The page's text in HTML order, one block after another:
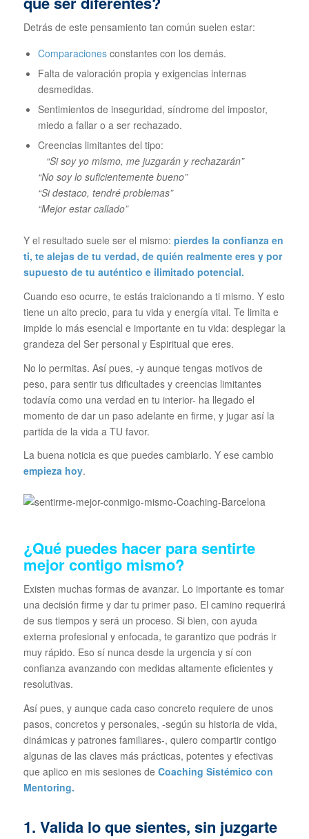
Detrás de este pensamiento tan común suelen estar:
Comparacionesconstantes con los demás.
Falta de valoración propia y exigencias internas
desmedidas.
Sentimientos de inseguridad, síndrome del impostor,
miedo a fallar o a ser rechazado.
Creencias limitantes del tipo:
“Si soy yo mismo, me juzgarán y rechazarán”
“No soy lo suficientemente bueno”
“Si destaco, tendré problemas”
“Mejor estar callado”
Y el resultado suele ser el mismo: pierdes la confianza en
ti, te alejas de tu verdad, de quién realmente eres y por
supuesto de tu auténtico e ilimitado potencial.
Cuando eso ocurre, te estás traicionando a ti mismo. Y esto
tiene un alto precio, para tu vida y energía vital. Te limita e
impide lo más esencial e importante en tu vida: desplegar la
grandeza del Ser personal y Espiritual que eres.
No lo permitas. Así pues, -y aunque tengas motivos de
peso, para sentir tus dificultades y creencias limitantes
todavía como una verdad en tu interior- ha llegado el
momento de dar un paso adelante en firme, y jugar así la
partida de la vida a TU favor.
La buena noticia es que puedes cambiarlo. Y ese cambio
empieza hoy.
¿Qué puedes hacer para sentirte
mejor contigo mismo?
Existen muchas formas de avanzar. Lo importante es tomar
una decisión firme y dar tu primer paso. El camino requerirá
de sus tiempos y será un proceso. Si bien, con ayuda
externa profesional y enfocada, te garantizo que podrás ir
muy rápido. Eso sí nunca desde la urgencia y sí con
confianza avanzando con medidas altamente eficientes y
resolutivas.
Así pues, y aunque cada caso concreto requiere de unos
pasos, concretos y personales, -según su historia de vida,
dinámicas y patrones familiares-, quiero compartir contigo
algunas de las claves más prácticas, potentes y efectivas
que aplico en mis sesiones de Coaching Sistémico con
Mentoring.
1. Valida lo que sientes, sin juzgarte